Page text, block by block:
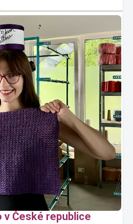
v České republice